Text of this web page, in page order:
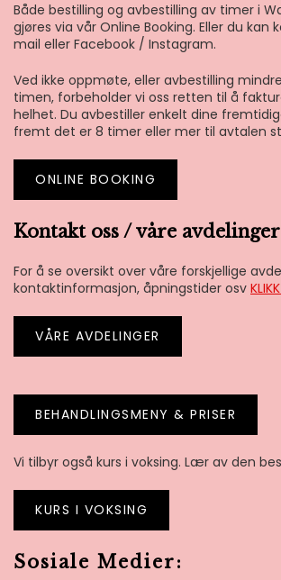
Både bestilling og avbestilling av timer i
gjøres via vår Online Booking. Eller du kan
mail eller Facebook / Instagram.
Ved ikke oppmøte, eller avbestilling
timen, forbeholder vi oss retten til å
helhet. Du avbestiller enkelt dine
fremt det er 8 timer eller mer til avtalen
ONLINE BOOKING
Kontakt oss / våre
For å se oversikt over våre forskjellige
kontaktinformasjon, åpningstider osv
VÅRE AVDELINGER
BEHANDLINGSMENY & PRISER
Vi tilbyr også kurs i voksing. Lær av den
KURS I VOKSING
Sosiale Medier: